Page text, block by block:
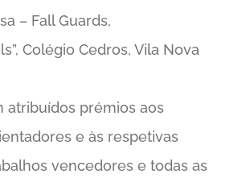
– Fall Guards,
Colégio Cedros, Vila Nova
atribuídos prémios aos
e às respetivas
vencedores e todas as